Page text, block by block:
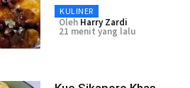
KULINER
Oleh Harry Zardi
21 menit yang lalu